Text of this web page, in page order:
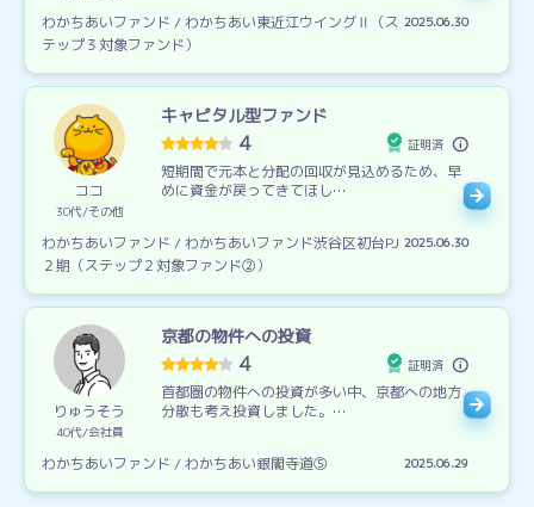
わかちあいファンド / わかちあい東近江ウイングⅡ（ス
テップ３対象ファンド）
2025.06.30
ココ
30代 その他
キャピタル型ファンド
4 証明済
短期間で元本と分配の回収が見込めるため、早
めに資金が戻ってきてほし…
わかちあいファンド / わかちあいファンド渋谷区初台PJ
２期（ステップ２対象ファンド②）
2025.06.30
りゅうそう
40代 会社員
京都の物件への投資
4 証明済
首都圏の物件への投資が多い中、京都への地方
分散も考え投資しました。…
わかちあいファンド / わかちあい銀閣寺道⑤ 2025.06.29